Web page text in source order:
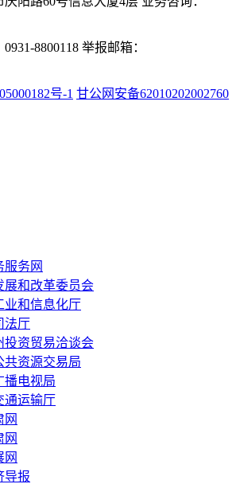
8800118 举报邮箱：
号-1 甘公网安备62010202002760
服务网
展和改革委员会
业和信息化厅
法厅
投资贸易洽谈会
共资源交易局
播电视局
通运输厅
网
网
网
导报